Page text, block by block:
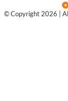
© Copyright 2026 |